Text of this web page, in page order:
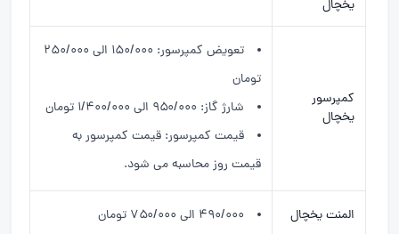
یخچال
کمپرسور
یخچال
تعویض کمپرسور: ۱۵۰/۰۰۰ الی ۲۵۰/۰۰۰
تومان
شارژ گاز: ۹۵۰/۰۰۰ الی ۱/۴۰۰/۰۰۰ تومان
قیمت کمپرسور: قیمت کمپرسور به
قیمت روز محاسبه می شود.
المنت یخچال ۴۹۰/۰۰۰ الی ۷۵۰/۰۰۰ تومان